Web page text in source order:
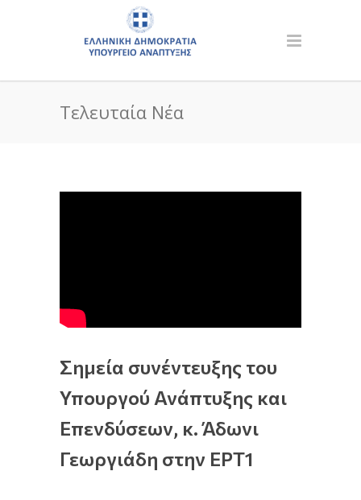
Τελευταία Νέα
Σημεία συνέντευξης του
Υπουργού Ανάπτυξης και
Επενδύσεων, κ. Άδωνι
Γεωργιάδη στην ΕΡΤ1